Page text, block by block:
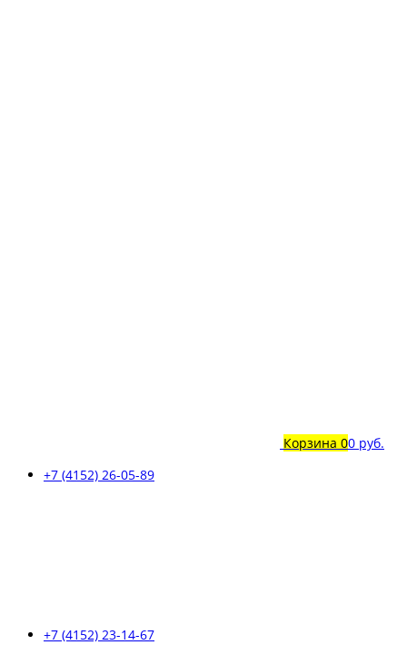
Корзина 00 руб.
+7 (4152) 26-05-89
+7 (4152) 23-14-67